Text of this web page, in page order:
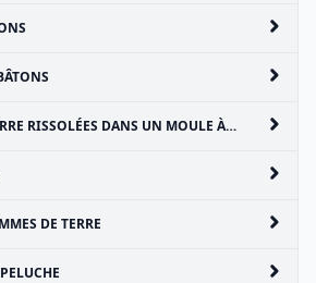
RISSOLÉES DANS UN MOULE À GAUFRES
DE TERRE